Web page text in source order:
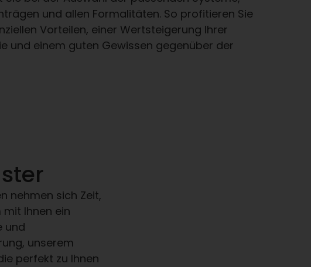
und allen Formalitäten. So profitieren Sie
Vorteilen, einer Wertsteigerung Ihrer
und einem guten Gewissen gegenüber der
nehmen sich Zeit,
Ihnen ein
und
unserem
perfekt zu Ihnen